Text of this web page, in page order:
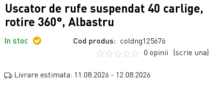
Uscator de rufe suspendat 40 carlige,
rotire 360°, Albastru
In stoc Cod produs: coldng125676
0 opinii (scrie una)
Livrare estimata: 11.08.2026 - 12.08.2026